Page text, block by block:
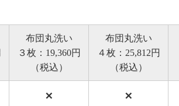
布団丸洗い
３枚：19,360円
（税込）
布団丸洗い
４枚：25,812円
（税込）
× ×